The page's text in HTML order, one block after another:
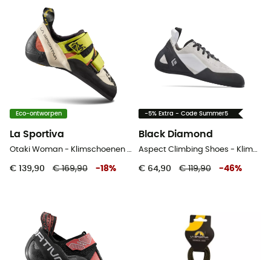
Eco-ontworpen
La Sportiva
Otaki Woman - Klimschoenen - Dames
€ 139,90 € 169,90 -18%
-5% Extra - Code Summer5
Black Diamond
Aspect Climbing Shoes - Klimschoenen
€ 64,90 € 119,90 -46%